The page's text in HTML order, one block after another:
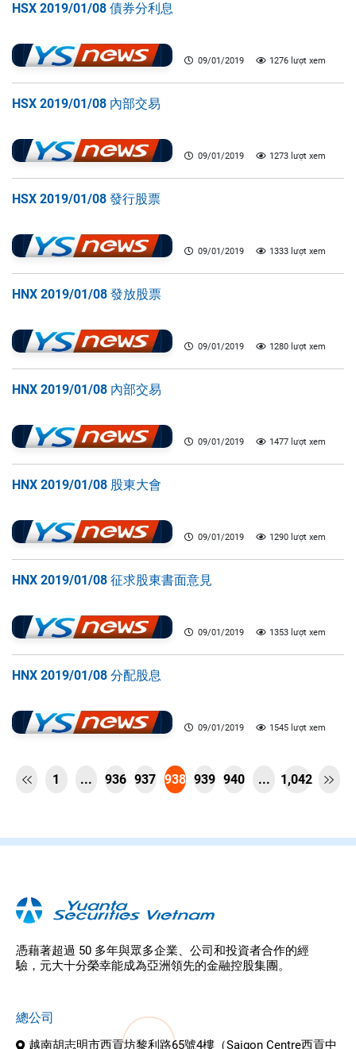
HSX 2019/01/08 債券分利息
09/01/2019 1276 lượt xem
HSX 2019/01/08 內部交易
09/01/2019 1273 lượt xem
HSX 2019/01/08 發行股票
09/01/2019 1333 lượt xem
HNX 2019/01/08 發放股票
09/01/2019 1280 lượt xem
HNX 2019/01/08 內部交易
09/01/2019 1477 lượt xem
HNX 2019/01/08 股東大會
09/01/2019 1290 lượt xem
HNX 2019/01/08 征求股東書面意見
09/01/2019 1353 lượt xem
HNX 2019/01/08 分配股息
09/01/2019 1545 lượt xem
 1 ... 936 937 938 939 940 ... 1,042 
憑藉著超過 50 多年與眾多企業、公司和投資者合作的經
驗，元大十分榮幸能成為亞洲領先的金融控股集團。
總公司
越南胡志明市西貢坊黎利路65號4樓（Saigon Centre西貢中